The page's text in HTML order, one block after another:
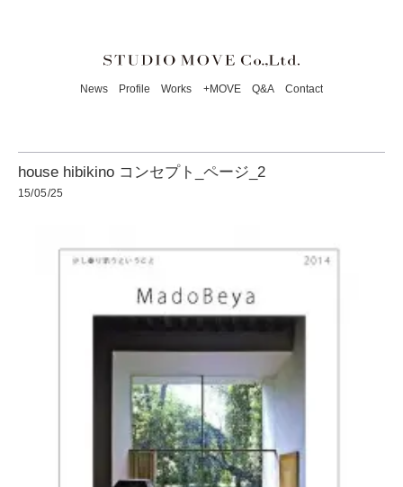
News Profile Works +MOVE Q&A Contact
house hibikino コンセプト_ページ_2
15/05/25